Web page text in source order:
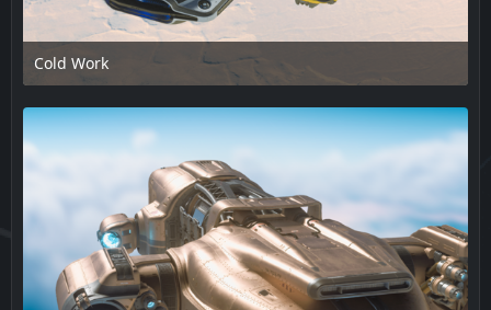
Cold Work
17. Februar 2025 um 13:48